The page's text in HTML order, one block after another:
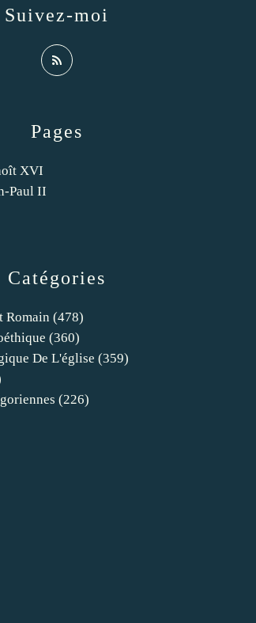
Catégories
Romain (478)
(360)
De L'église (359)
(226)
Pages
XVI
Paul II
Suivez-moi